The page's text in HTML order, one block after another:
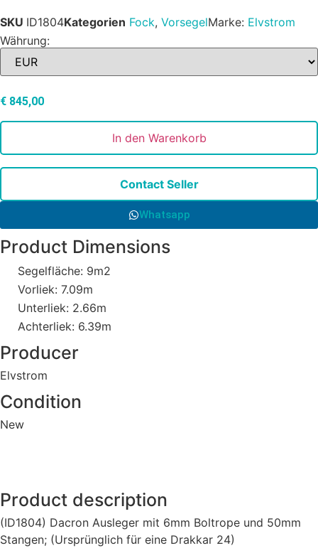
SKU ID1804Kategorien Fock, VorsegelMarke: Elvstrom
Währung:
€ 845,00
In den Warenkorb
Contact Seller
Whatsapp
Product Dimensions
Segelfläche: 9m2
Vorliek: 7.09m
Unterliek: 2.66m
Achterliek: 6.39m
Producer
Elvstrom
Condition
New
Product description
(ID1804) Dacron Ausleger mit 6mm Boltrope und 50mm
Stangen; (Ursprünglich für eine Drakkar 24)